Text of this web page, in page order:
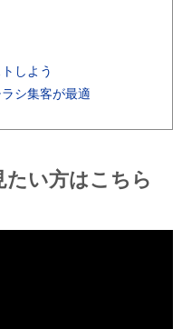
しよう
シ集客が最適
い方はこちら